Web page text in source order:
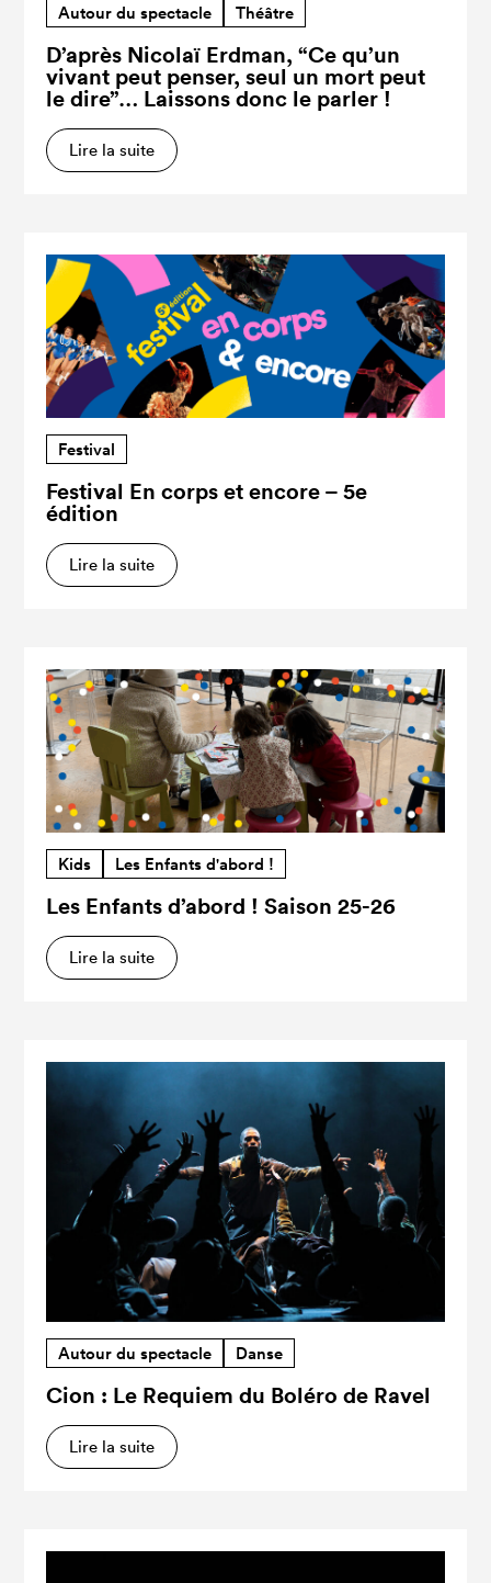
Autour du spectacle Théâtre
D’après Nicolaï Erdman, “Ce qu’un
vivant peut penser, seul un mort peut
le dire”… Laissons donc le parler !
Lire la suite
Festival
Festival En corps et encore – 5e
édition
Lire la suite
Kids Les Enfants d'abord !
Les Enfants d’abord ! Saison 25-26
Lire la suite
Autour du spectacle Danse
Cion : Le Requiem du Boléro de Ravel
Lire la suite